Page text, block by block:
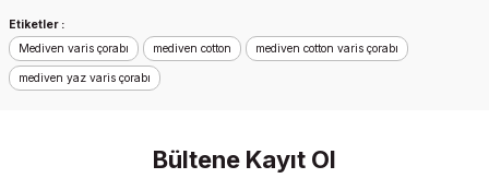
Soru Sor
Etiketler :
Mediven varis çorabı
mediven cotton mediven cotton varis çorabı
mediven yaz varis çorabı
Bültene Kayıt Ol